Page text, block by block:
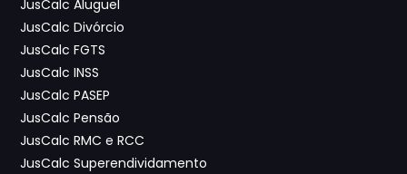
JusCalc Aluguel
JusCalc Divórcio
JusCalc FGTS
JusCalc INSS
JusCalc PASEP
JusCalc Pensão
JusCalc RMC e RCC
JusCalc Superendividamento